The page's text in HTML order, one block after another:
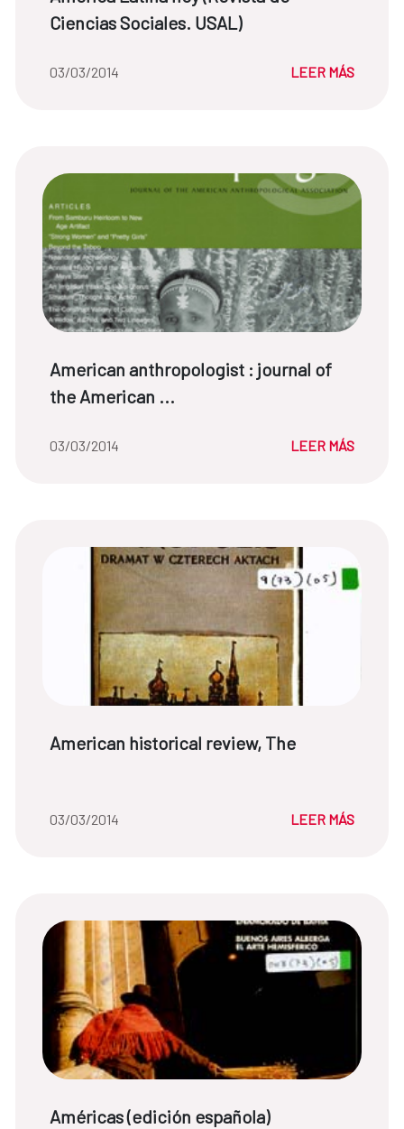
Ciencias Sociales. USAL)
Fecha de la noticia::
03/03/2014 LEER MÁS
Título de noticia:
American anthropologist : journal of
the American ...
Fecha de la noticia::
03/03/2014 LEER MÁS
Título de noticia:
American historical review, The
Fecha de la noticia::
03/03/2014 LEER MÁS
Título de noticia:
Américas (edición española)